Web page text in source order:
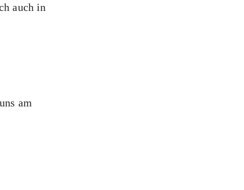
auch in
am